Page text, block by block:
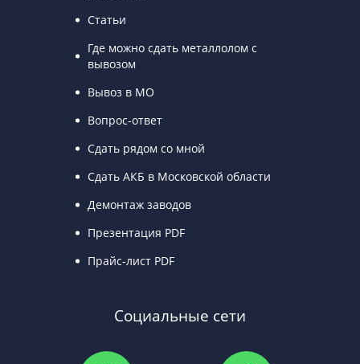
Статьи
Где можно сдать металлолом с
вывозом
Вывоз в МО
Вопрос-ответ
Сдать рядом со мной
Сдать АКБ в Московской области
Демонтаж заводов
Презентация PDF
Прайс-лист PDF
Социальные сети